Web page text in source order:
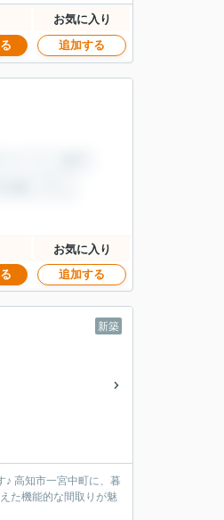
お気に入り
追加する
お気に入り
追加する
新築
た機能的な間取りが魅